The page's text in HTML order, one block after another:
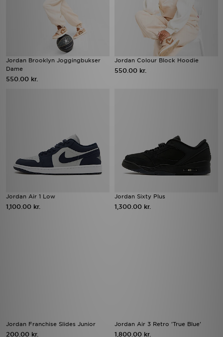
Jordan Brooklyn Joggingbukser
Dame
550.00 kr.
Jordan Colour Block Hoodie
550.00 kr.
Jordan Air 1 Low
1,100.00 kr.
Jordan Sixty Plus
1,300.00 kr.
Jordan Franchise Slides Junior
200.00 kr.
Jordan Air 3 Retro 'True Blue'
1,800.00 kr.